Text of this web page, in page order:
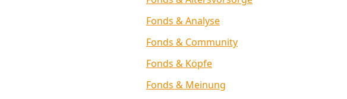
Fonds & Analyse
Fonds & Community
Fonds & Köpfe
Fonds & Meinung